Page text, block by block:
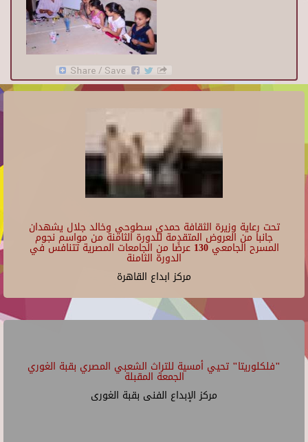
تحت رعاية وزيرة الثقافة حمدي سطوحي وخالد جلال يشهدان
جانبا من العروض المتقدمة للدورة الثامنة من مواسم نجوم
المسرح الجامعي 130 عرضًا من الجامعات المصرية تتنافس في
الدورة الثامنة
مركز ابداع القاهرة
"فلكلوريتا" تحيي أمسية للتراث الشعبي المصري بقبة الغوري
الجمعة المقبلة
مركز الإبداع الفنى بقبة الغورى